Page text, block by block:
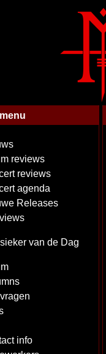
reviews
reviews
agenda
Releases
van de Dag
info